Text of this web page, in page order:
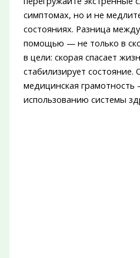
симптомах, но и не
состояниях. Разница
помощью — не только в
в цели: скорая спасает
стабилизирует состояние.
медицинская
использованию системы